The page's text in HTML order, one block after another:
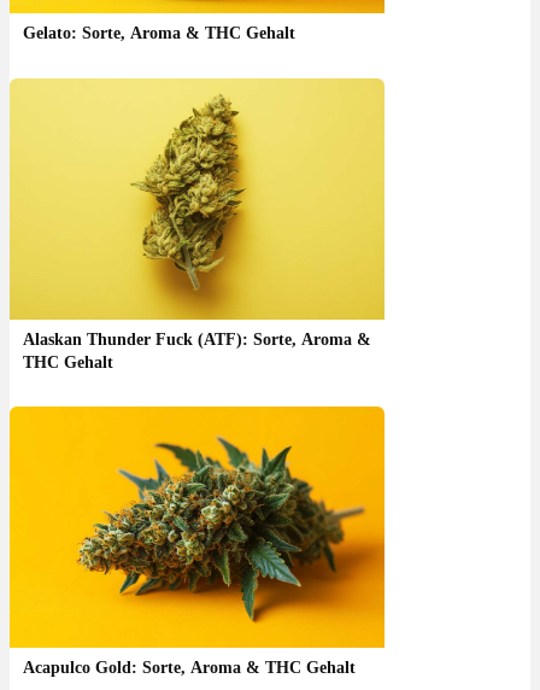
Gelato: Sorte, Aroma & THC Gehalt
Alaskan Thunder Fuck (ATF): Sorte, Aroma &
THC Gehalt
Acapulco Gold: Sorte, Aroma & THC Gehalt